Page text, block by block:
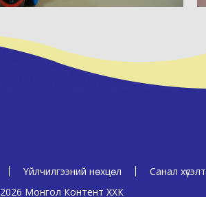
Үйлчилгээний нөхцөл Санал хүсэлт
2026 Монгол Контент ХХК